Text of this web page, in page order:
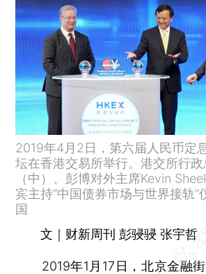
2019年4月2日，第六届人民币定
坛在香港交易所举行。港交所行
（中）、彭博对外主席Kevin
宾主持“中国债券市场与世界接轨”
国
文｜财新周刊 彭骎骎 张宇哲
2019年1月17日，北京金融街